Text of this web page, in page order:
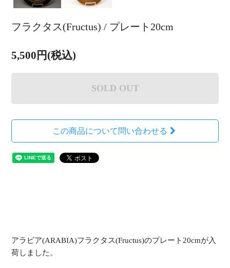
フラクタス(Fructus) / プレート20cm
5,500円(税込)
SOLD OUT
この商品について問い合わせる
アラビア(ARABIA)フラクタス(Fructus)のプレート20cmが入
荷しました。